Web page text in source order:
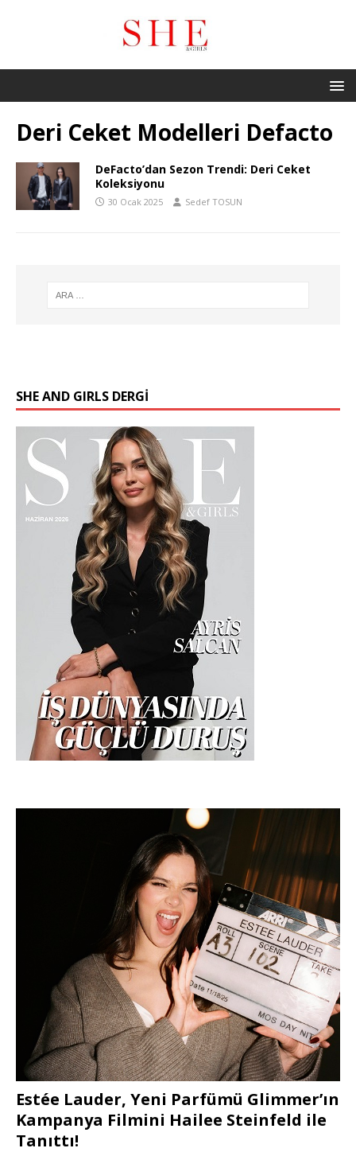
Deri Ceket Modelleri Defacto
DeFacto’dan Sezon Trendi: Deri Ceket
Koleksiyonu
30 Ocak 2025 Sedef TOSUN
SHE AND GIRLS DERGİ
Estée Lauder, Yeni Parfümü Glimmer’ın
Kampanya Filmini Hailee Steinfeld ile
Tanıttı!